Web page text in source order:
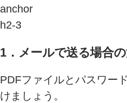
anchor
h2-3
1．メールで送る場合
PDFファイルとパスワー
けましょう。